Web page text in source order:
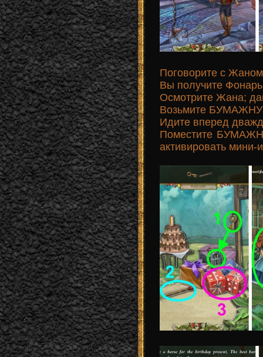
Поговорите с
Вы получите
Осмотрите Жана;
Возьмите
Идите вперед
Поместите
активировать мини-